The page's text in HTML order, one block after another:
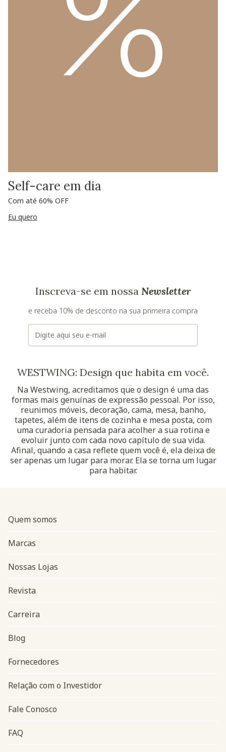
Self-care em dia
Com até 60% OFF
Eu quero
Inscreva-se em nossa Newsletter
e receba 10% de desconto na sua primeira compra
E-mail
WESTWING: Design que habita em você.
Na Westwing, acreditamos que o design é uma das
formas mais genuínas de expressão pessoal. Por isso,
reunimos móveis, decoração, cama, mesa, banho,
tapetes, além de itens de cozinha e mesa posta, com
uma curadoria pensada para acolher a sua rotina e
evoluir junto com cada novo capítulo de sua vida.
Afinal, quando a casa reflete quem você é, ela deixa de
ser apenas um lugar para morar. Ela se torna um lugar
para habitar.
Navegação do rodapé
Quem somos
Marcas
Nossas Lojas
Revista
Carreira
Blog
Fornecedores
Relação com o Investidor
Fale Conosco
FAQ